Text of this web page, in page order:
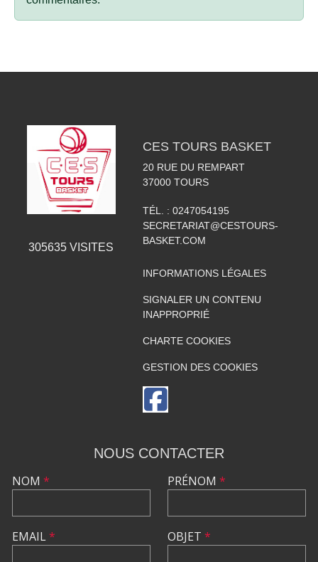
305635 VISITES
CES TOURS BASKET
20 RUE DU REMPART
37000 TOURS
TÉL. : 0247054195
SECRETARIAT@CESTOURS-
BASKET.COM
INFORMATIONS LÉGALES
SIGNALER UN CONTENU
INAPPROPRIÉ
CHARTE COOKIES
GESTION DES COOKIES
NOUS CONTACTER
NOM *
EMAIL*
PRÉNOM *
OBJET *